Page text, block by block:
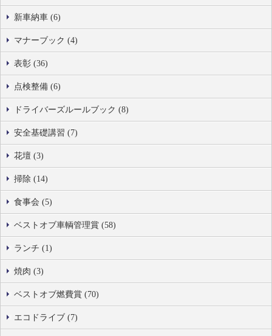
新車納車 (6)
マナーブック (4)
表彰 (36)
点検整備 (6)
ドライバーズルールブック (8)
安全基礎講習 (7)
花壇 (3)
掃除 (14)
食事会 (5)
ベストオブ車輌管理賞 (58)
ランチ (1)
焼肉 (3)
ベストオブ燃費賞 (70)
エコドライブ (7)